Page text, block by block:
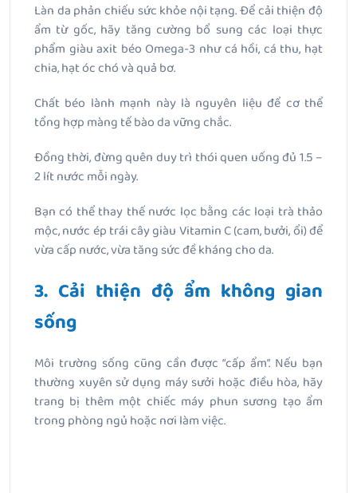
Làn da phản chiếu sức khỏe nội tạng. Để cải thiện độ
ẩm từ gốc, hãy tăng cường bổ sung các loại thực
phẩm giàu axit béo Omega-3 như cá hồi, cá thu, hạt
chia, hạt óc chó và quả bơ.
Chất béo lành mạnh này là nguyên liệu để cơ thể
tổng hợp màng tế bào da vững chắc.
Đồng thời, đừng quên duy trì thói quen uống đủ 1.5 –
2 lít nước mỗi ngày.
Bạn có thể thay thế nước lọc bằng các loại trà thảo
mộc, nước ép trái cây giàu Vitamin C (cam, bưởi, ổi) để
vừa cấp nước, vừa tăng sức đề kháng cho da.
3. Cải thiện độ ẩm không gian
sống
Môi trường sống cũng cần được “cấp ẩm”. Nếu bạn
thường xuyên sử dụng máy sưởi hoặc điều hòa, hãy
trang bị thêm một chiếc máy phun sương tạo ẩm
trong phòng ngủ hoặc nơi làm việc.